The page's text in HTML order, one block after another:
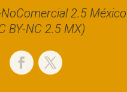
2.5 México
BY-NC 2.5 MX)